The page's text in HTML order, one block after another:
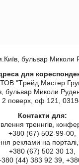
бульвар Миколи
для
ТОВ "Tрейд Мастер
бульвар Миколи
2 поверх, оф 121,
Контакти для:
треннгів,
+380 (67) 502-99-00,
реклами на
+380 (67) 502 30 13,
(44) 383 92 39,